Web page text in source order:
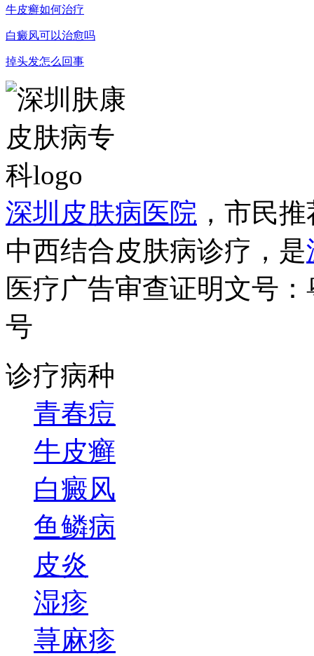
牛皮癣如何治疗
白癜风可以治愈吗
掉头发怎么回事
深圳皮肤病医院 ，市民
中西结合皮肤病诊疗，是
医疗广告审查证明文号
号
诊疗病种
青春痘
牛皮癣
白癜风
鱼鳞病
皮炎
湿疹
荨麻疹